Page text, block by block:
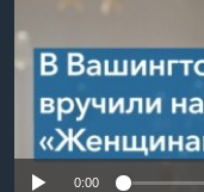
Learning English
СОЦИАЛЬНЫЕ СЕТИ
No media
0:00